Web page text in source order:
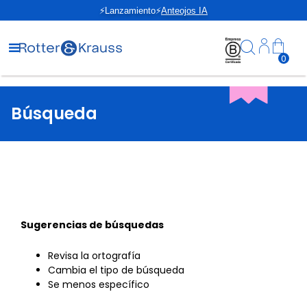
⚡Lanzamiento⚡Anteojos IA
0
Búsqueda
Sugerencias de búsquedas
Revisa la ortografía
Cambia el tipo de búsqueda
Se menos específico